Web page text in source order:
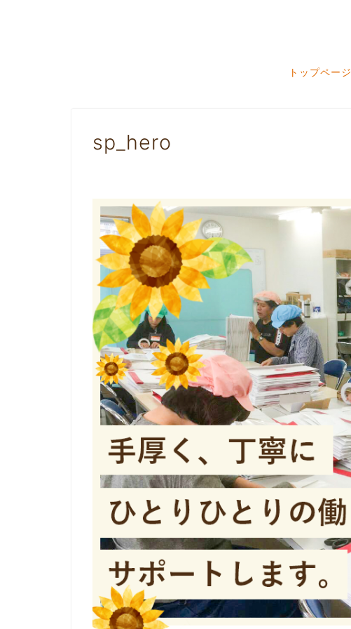
トップページ
sp_hero